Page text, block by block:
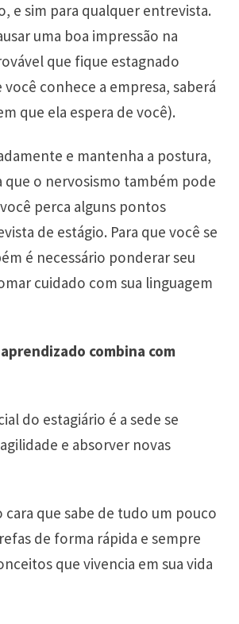
e sim para qualquer entrevista.
uma boa impressão na
que fique estagnado
você conhece a empresa, saberá
que ela espera de você).
e mantenha a postura,
que o nervosismo também pode
perca alguns pontos
de estágio. Para que você se
é necessário ponderar seu
cuidado com sua linguagem
combina com
do estagiário é a sede se
e absorver novas
cara que sabe de tudo um pouco
de forma rápida e sempre
que vivencia em sua vida